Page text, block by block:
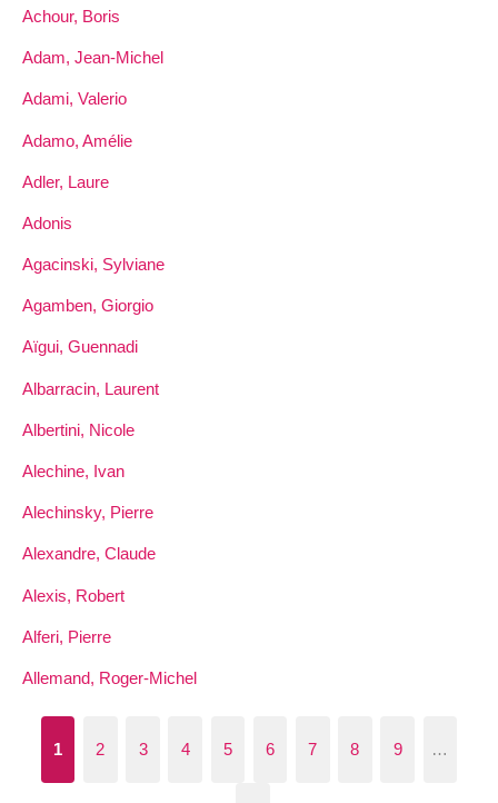
Achour, Boris
Adam, Jean-Michel
Adami, Valerio
Adamo, Amélie
Adler, Laure
Adonis
Agacinski, Sylviane
Agamben, Giorgio
Aïgui, Guennadi
Albarracin, Laurent
Albertini, Nicole
Alechine, Ivan
Alechinsky, Pierre
Alexandre, Claude
Alexis, Robert
Alferi, Pierre
Allemand, Roger-Michel
1 2 3 4 5 6 7 8 9 …